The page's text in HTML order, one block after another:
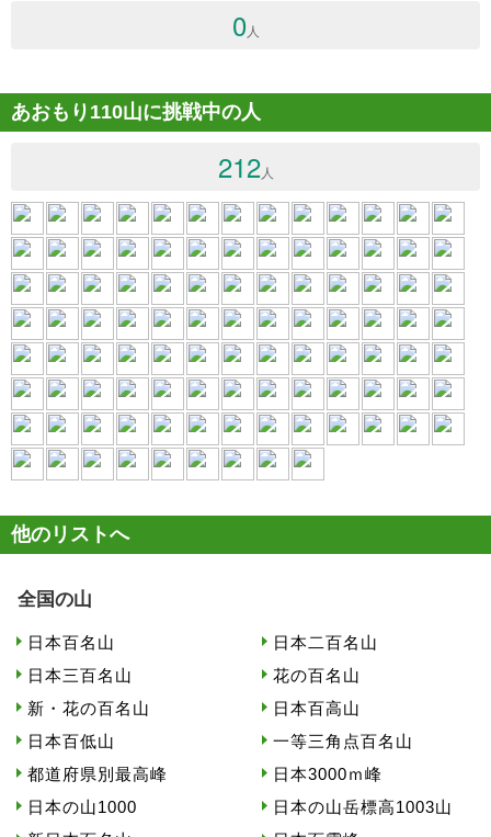
0人
あおもり110山に挑戦中の人
212人
他のリストへ
全国の山
日本百名山
日本二百名山
日本三百名山
花の百名山
新・花の百名山
日本百高山
日本百低山
一等三角点百名山
都道府県別最高峰
日本3000ｍ峰
日本の山1000
日本の山岳標高1003山